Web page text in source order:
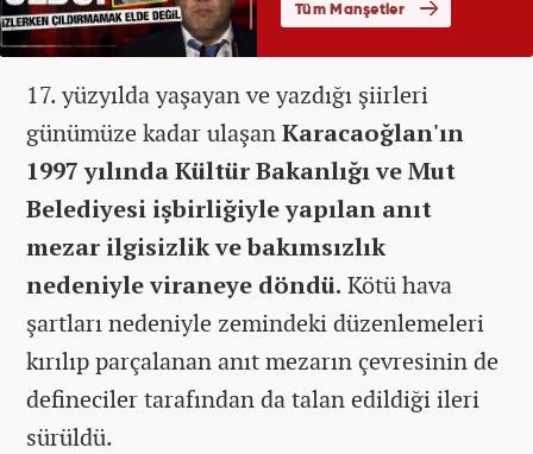
17. yüzyılda yaşayan ve yazdığı şiirleri
günümüze kadar ulaşanKaracaoğlan'ın
1997 yılında Kültür Bakanlığı ve Mut
Belediyesi işbirliğiyle yapılan anıt
mezar ilgisizlik ve bakımsızlık
nedeniyle viraneye döndü. Kötü hava
şartları nedeniyle zemindeki düzenlemeleri
kırılıp parçalanan anıt mezarın çevresinin de
defineciler tarafından da talan edildiği ileri
sürüldü.